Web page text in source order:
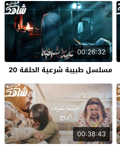
00:26:32
مسلسل طبيبة شرعية الحلقة 20
00:38:43